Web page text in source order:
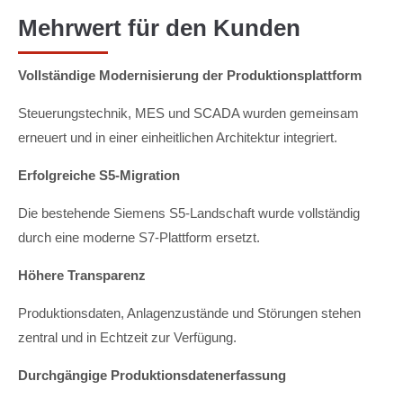
Mehrwert für den Kunden
Vollständige Modernisierung der Produktionsplattform
Steuerungstechnik, MES und SCADA wurden gemeinsam
erneuert und in einer einheitlichen Architektur integriert.
Erfolgreiche S5-Migration
Die bestehende Siemens S5-Landschaft wurde vollständig
durch eine moderne S7-Plattform ersetzt.
Höhere Transparenz
Produktionsdaten, Anlagenzustände und Störungen stehen
zentral und in Echtzeit zur Verfügung.
Durchgängige Produktionsdatenerfassung